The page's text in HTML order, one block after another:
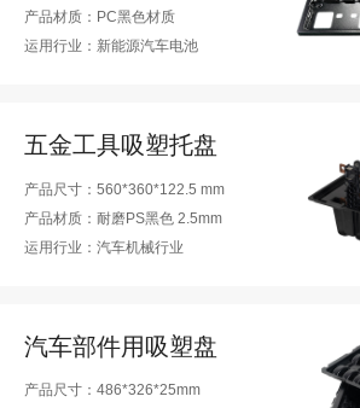
产品材质：PC黑色材质
运用行业：新能源汽车电池
五金工具吸塑托盘
产品尺寸：560*360*122.5 mm
产品材质：耐磨PS黑色 2.5mm
运用行业：汽车机械行业
汽车部件用吸塑盘
产品尺寸：486*326*25mm